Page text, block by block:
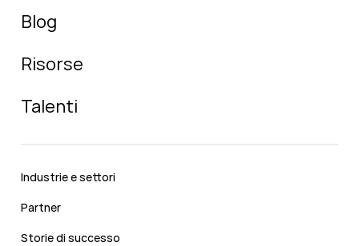
Blog
Risorse
Talenti
Industrie e settori
Partner
Storie di successo